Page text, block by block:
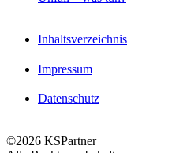
Inhaltsverzeichnis
Impressum
Datenschutz
©2026 KSPartner